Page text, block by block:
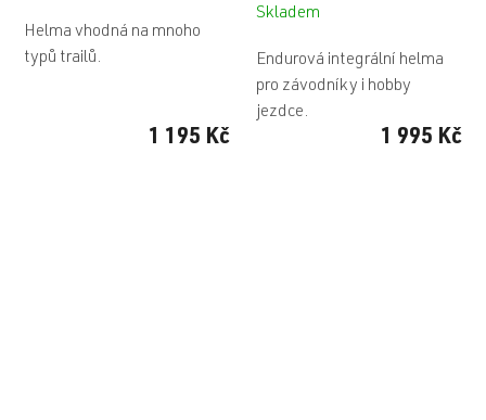
1 195 Kč
Helma vhodná na mnoho
typů trailů.
Skladem
1 995 Kč
Endurová integrální helma
pro závodníky i hobby
jezdce.